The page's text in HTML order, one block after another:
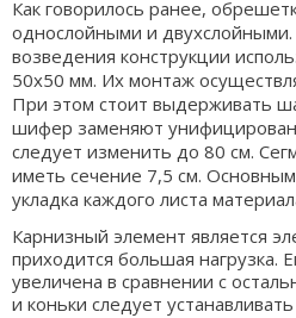
Как говорилось ранее,
однослойными и двухслойными.
возведения конструкции
50х50 мм. Их монтаж
При этом стоит выдерживать
шифер заменяют
следует изменить до 80 см.
иметь сечение 7,5 см. Основным
укладка каждого листа
Карнизный элемент является
приходится большая нагрузка.
увеличена в сравнении с
и коньки следует